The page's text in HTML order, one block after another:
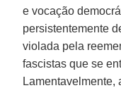
e vocação
persistentemente
violada pela
fascistas que se